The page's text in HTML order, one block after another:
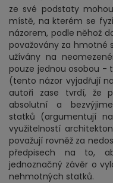
ze své podstaty
místě, na kterém se
názorem, podle něhož
považovány za hmotné
užívány na
pouze jednou osobou -
(tento názor vyjadřují
autoři zase tvrdí, že
absolutní a
statků (argumentují
využitelností
považují rovněž za
předpisech na to,
jednoznačný závěr o
nehmotných statků.